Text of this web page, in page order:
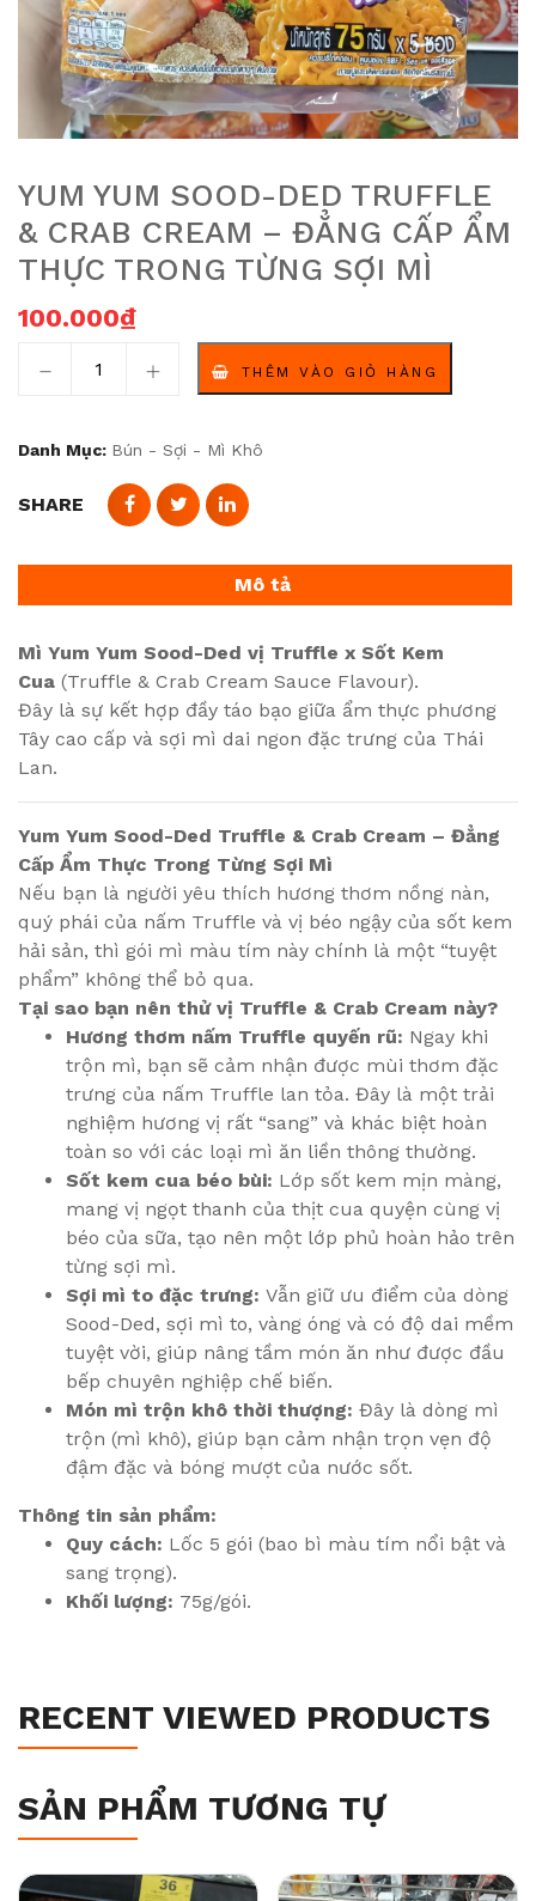
YUM YUM SOOD-DED TRUFFLE
& CRAB CREAM – ĐẲNG CẤP ẨM
THỰC TRONG TỪNG SỢI MÌ
100.000₫
THÊM VÀO GIỎ HÀNG
Danh Mục: Bún - Sợi - Mì Khô
SHARE
Mô tả
Mì Yum Yum Sood-Ded vị Truffle x Sốt Kem
Cua (Truffle & Crab Cream Sauce Flavour).
Đây là sự kết hợp đầy táo bạo giữa ẩm thực phương
Tây cao cấp và sợi mì dai ngon đặc trưng của Thái
Lan.
Yum Yum Sood-Ded Truffle & Crab Cream – Đẳng
Cấp Ẩm Thực Trong Từng Sợi Mì
Nếu bạn là người yêu thích hương thơm nồng nàn,
quý phái của nấm Truffle và vị béo ngậy của sốt kem
hải sản, thì gói mì màu tím này chính là một “tuyệt
phẩm” không thể bỏ qua.
Tại sao bạn nên thử vị Truffle & Crab Cream này?
Hương thơm nấm Truffle quyến rũ: Ngay khi
trộn mì, bạn sẽ cảm nhận được mùi thơm đặc
trưng của nấm Truffle lan tỏa. Đây là một trải
nghiệm hương vị rất “sang” và khác biệt hoàn
toàn so với các loại mì ăn liền thông thường.
Sốt kem cua béo bùi: Lớp sốt kem mịn màng,
mang vị ngọt thanh của thịt cua quyện cùng vị
béo của sữa, tạo nên một lớp phủ hoàn hảo trên
từng sợi mì.
Sợi mì to đặc trưng: Vẫn giữ ưu điểm của dòng
Sood-Ded, sợi mì to, vàng óng và có độ dai mềm
tuyệt vời, giúp nâng tầm món ăn như được đầu
bếp chuyên nghiệp chế biến.
Món mì trộn khô thời thượng: Đây là dòng mì
trộn (mì khô), giúp bạn cảm nhận trọn vẹn độ
đậm đặc và bóng mượt của nước sốt.
Thông tin sản phẩm:
Quy cách: Lốc 5 gói (bao bì màu tím nổi bật và
sang trọng).
Khối lượng: 75g/gói.
RECENT VIEWED PRODUCTS
SẢN PHẨM TƯƠNG TỰ